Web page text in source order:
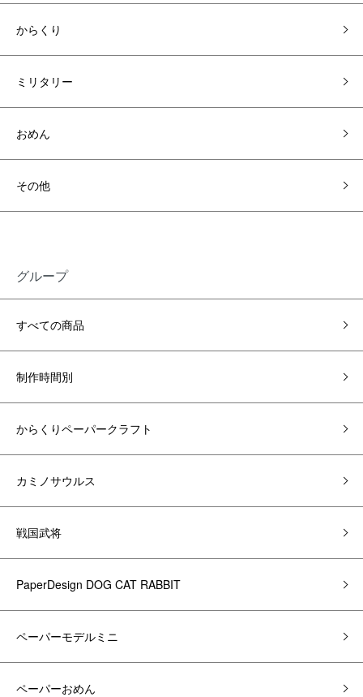
からくり
ミリタリー
おめん
その他
グループ
すべての商品
制作時間別
からくりペーパークラフト
カミノサウルス
戦国武将
PaperDesign DOG CAT RABBIT
ペーパーモデルミニ
ペーパーおめん